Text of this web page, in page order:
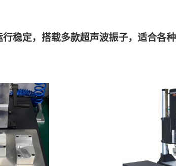
稳定，搭载多款超声波振子，适合各